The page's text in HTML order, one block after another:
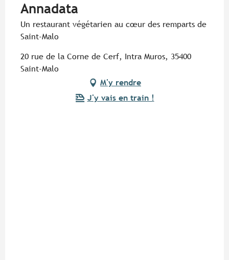
Annadata
Un restaurant végétarien au cœur des remparts de
Saint-Malo
20 rue de la Corne de Cerf, Intra Muros, 35400
Saint-Malo
M'y rendre
J'y vais en train !